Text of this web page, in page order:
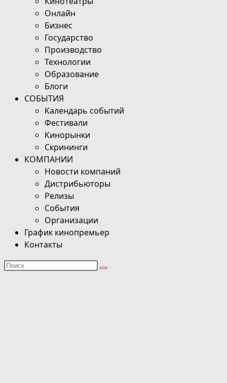
Онлайн
Бизнес
Государство
Производство
Технологии
Образование
Блоги
СОБЫТИЯ
Календарь событий
Фестивали
Кинорынки
Скрининги
КОМПАНИИ
Новости компаний
Дистрибьюторы
Релизы
События
Организации
График кинопремьер
Контакты
Поиск